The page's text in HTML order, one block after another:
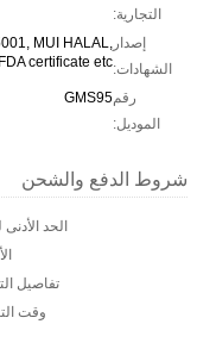
التجارية:
إصدار
الشهادات:
MUI HALAL,
certificate etc.
رقم
الموديل:
GMS95
شروط الدفع والشحن
الحد الأدنى
تفاصيل
وقت